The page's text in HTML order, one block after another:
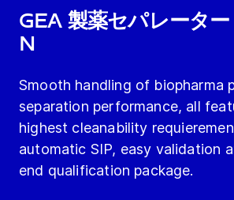
GEA 製薬セパレータ
N
Smooth handling of biopharma
separation performance, all
highest cleanability
automatic SIP, easy validation
end qualification package.